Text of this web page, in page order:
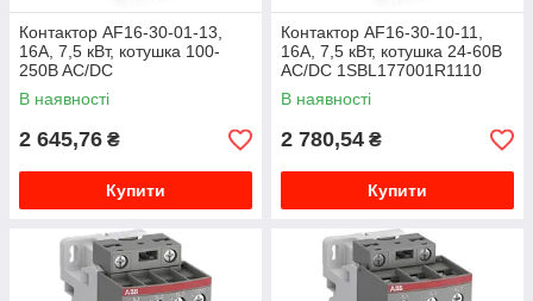
Контактор AF16-30-01-13,
16А, 7,5 кВт, котушка 100-
250B AC/DC
1SBL177001R1301
В наявності
2 645,76 ₴
Купити
Контактор AF16-30-10-11,
16А, 7,5 кВт, котушка 24-60В
AC/DC 1SBL177001R1110
В наявності
2 780,54 ₴
Купити